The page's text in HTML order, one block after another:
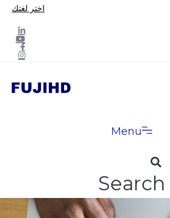
اختر لغتك
Menu
Search